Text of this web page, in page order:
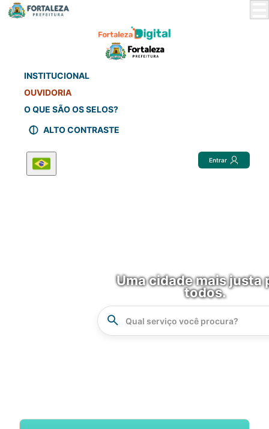
INSTITUCIONAL
OUVIDORIA
O QUE SÃO OS SELOS?
ALTO CONTRASTE
Entrar
Uma cidade mais justa
todos.